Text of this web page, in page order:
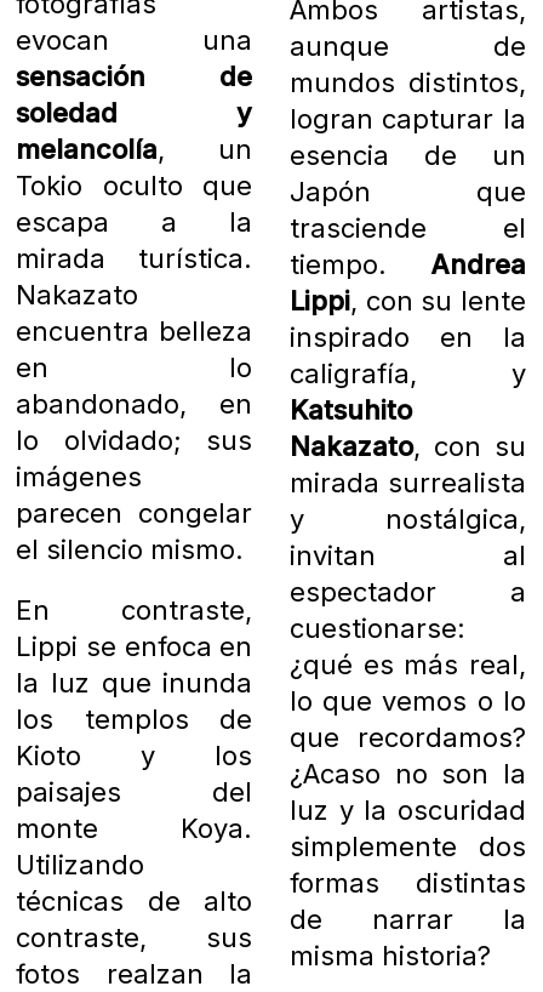
evocan una
sensación de
soledad y
melancolía, un
Tokio oculto que
escapa a la
mirada turística.
Nakazato
encuentra belleza
en lo
abandonado, en
lo olvidado; sus
imágenes
parecen congelar
el silencio mismo.
En contraste,
Lippi se enfoca en
la luz que inunda
los templos de
Kioto y los
paisajes del
monte Koya.
Utilizando
técnicas de alto
contraste, sus
fotos realzan la
Ambos artistas,
aunque de
mundos distintos,
logran capturar la
esencia de un
Japón que
trasciende el
tiempo. Andrea
Lippi, con su lente
inspirado en la
caligrafía, y
Katsuhito
Nakazato, con su
mirada surrealista
y nostálgica,
invitan al
espectador a
cuestionarse:
¿qué es más real,
lo que vemos o lo
que recordamos?
¿Acaso no son la
luz y la oscuridad
simplemente dos
formas distintas
de narrar la
misma historia?